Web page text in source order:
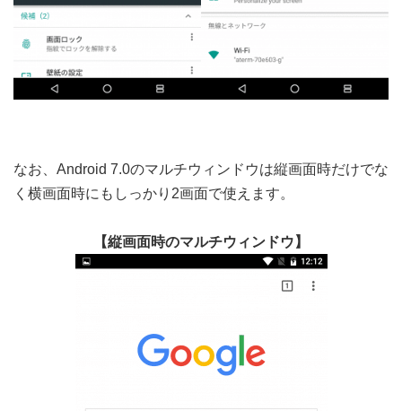
なお、Android 7.0のマルチウィンドウは縦画面時だけでな
く横画面時にもしっかり2画面で使えます。
【縦画面時のマルチウィンドウ】